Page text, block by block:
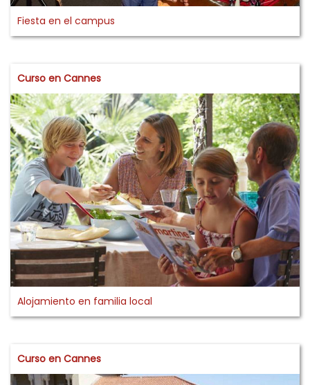
Fiesta en el campus
Curso en Cannes
Alojamiento en familia local
Curso en Cannes